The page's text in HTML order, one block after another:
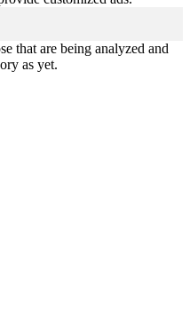
that are being analyzed and
as yet.